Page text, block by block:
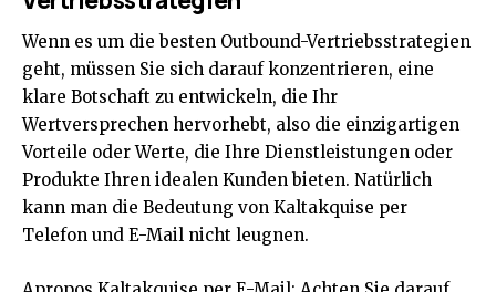
Wenn es um die besten Outbound-Vertriebsstrategien
geht, müssen Sie sich darauf konzentrieren, eine
klare Botschaft zu entwickeln, die Ihr
Wertversprechen hervorhebt, also die einzigartigen
Vorteile oder Werte, die Ihre Dienstleistungen oder
Produkte Ihren idealen Kunden bieten. Natürlich
kann man die Bedeutung von Kaltakquise per
Telefon und E-Mail nicht leugnen.